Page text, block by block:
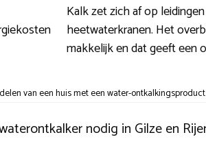
Kalk zet zich af op
heetwaterkranen. Het
makkelijk en dat geeft een
van een huis met een water-ontkalkingsproduct.
nodig in Gilze en